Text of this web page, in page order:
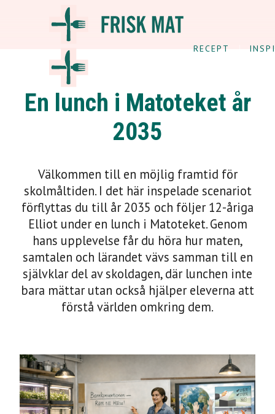
RECEPT
En lunch i Matoteket år
2035
Välkommen till en möjlig framtid för
skolmåltiden. I det här inspelade scenariot
förflyttas du till år 2035 och följer 12-åriga
Elliot under en lunch i Matoteket. Genom
hans upplevelse får du höra hur maten,
samtalen och lärandet vävs samman till en
självklar del av skoldagen, där lunchen inte
bara mättar utan också hjälper eleverna att
förstå världen omkring dem.